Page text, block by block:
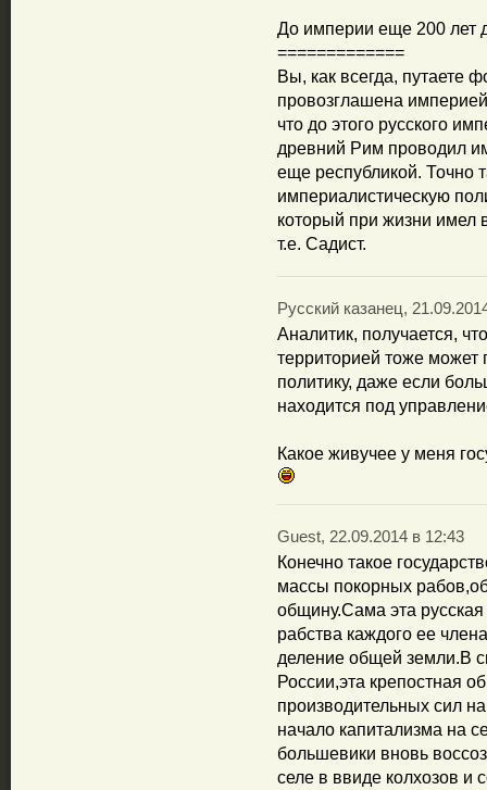
До империи еще 200 лет
=============
Вы, как всегда, путаете
провозглашена империей
что до этого русского
древний Рим проводил
еще республикой. Точно
империалистическую
который при жизни имел
т.е. Садист.
Русский казанец,
Аналитик, получается,
территорией тоже может
политику, даже если
находится под
Какое живучее у меня
Guest, 22.09.2014 в 12:43
Конечно такое
массы покорных
общину.Сама эта
рабства каждого ее
деление общей земли.В
России,эта крепостная
производительных сил
начало капитализма на
большевики вновь
селе в ввиде колхозов и